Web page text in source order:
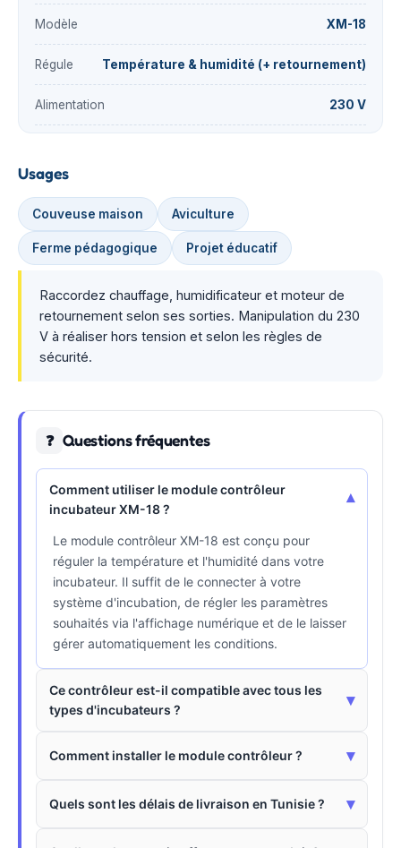
Modèle XM-18
Régule Température & humidité (+ retournement)
Alimentation 230 V
Usages
Couveuse maison Aviculture
Ferme pédagogique Projet éducatif
Raccordez chauffage, humidificateur et moteur de
retournement selon ses sorties. Manipulation du 230
V à réaliser hors tension et selon les règles de
sécurité.
❓ Questions fréquentes
Comment utiliser le module contrôleur
incubateur XM-18 ?
▾
Le module contrôleur XM-18 est conçu pour
réguler la température et l'humidité dans votre
incubateur. Il suffit de le connecter à votre
système d'incubation, de régler les paramètres
souhaités via l'affichage numérique et de le laisser
gérer automatiquement les conditions.
Ce contrôleur est-il compatible avec tous les
types d'incubateurs ?
▾
Comment installer le module contrôleur ? ▾
Quels sont les délais de livraison en Tunisie ? ▾